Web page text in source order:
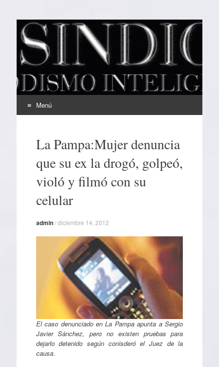
EL SINDICAL
Periodismo Inteligente
Menú
contenidoLa Pampa:Mujer denuncia
que su ex la drogó, golpeó,
violó y filmó con su
celular
admin/diciembre 14, 2012
El caso denunciado en La Pampa apunta a Sergio
Javier Sánchez, pero no existen pruebas para
dejarlo detenido según conisderó el Juez de la
causa.